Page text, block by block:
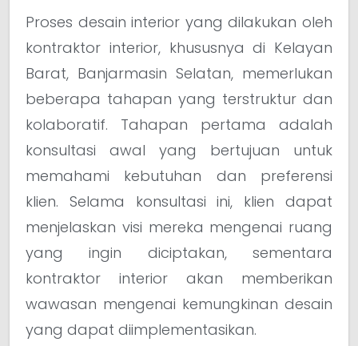
Proses desain interior yang dilakukan oleh
kontraktor interior, khususnya di Kelayan
Barat, Banjarmasin Selatan, memerlukan
beberapa tahapan yang terstruktur dan
kolaboratif. Tahapan pertama adalah
konsultasi awal yang bertujuan untuk
memahami kebutuhan dan preferensi
klien. Selama konsultasi ini, klien dapat
menjelaskan visi mereka mengenai ruang
yang ingin diciptakan, sementara
kontraktor interior akan memberikan
wawasan mengenai kemungkinan desain
yang dapat diimplementasikan.